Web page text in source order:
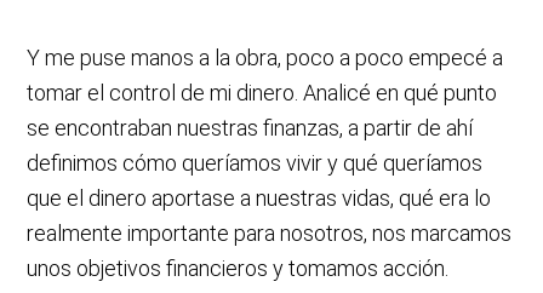
Y me puse manos a la obra, poco a poco empecé a
tomar el control de mi dinero. Analicé en qué punto
se encontraban nuestras finanzas, a partir de ahí
definimos cómo queríamos vivir y qué queríamos
que el dinero aportase a nuestras vidas, qué era lo
realmente importante para nosotros, nos marcamos
unos objetivos financieros y tomamos acción.